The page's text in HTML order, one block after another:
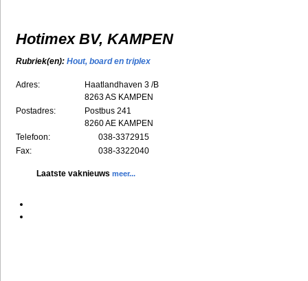
Hotimex BV, KAMPEN
Rubriek(en): Hout, board en triplex
Adres:
Haatlandhaven 3 /B
8263 AS KAMPEN
Postadres:
Postbus 241
8260 AE KAMPEN
Telefoon:
038-3372915
Fax:
038-3322040
Laatste vaknieuws meer...